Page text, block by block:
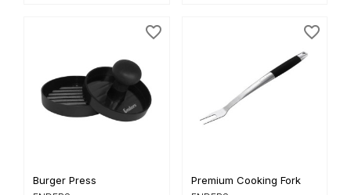
Burger Press
favorite_border
Premium Cooking Fork
favorite_border